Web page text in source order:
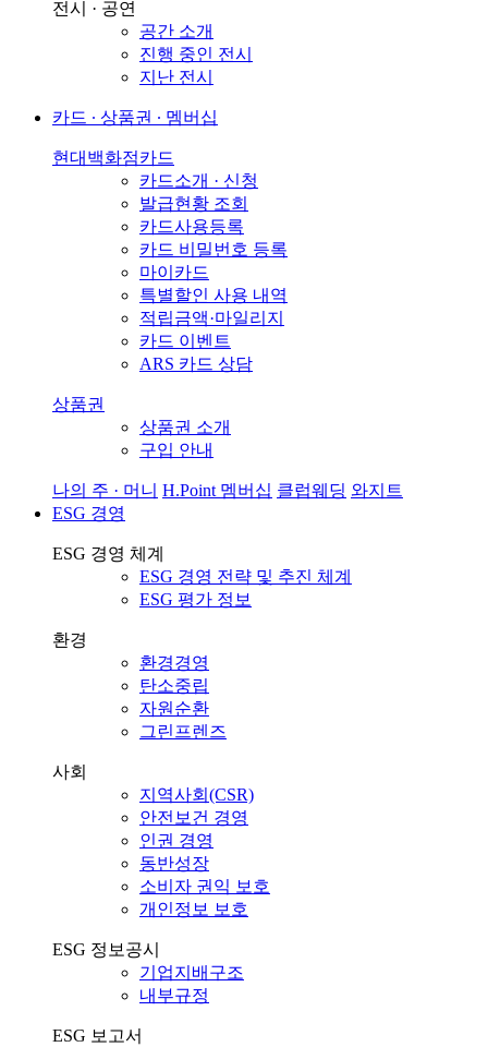
전시 · 공연
공간 소개
진행 중인 전시
지난 전시
카드 ∙ 상품권 ∙ 멤버십
현대백화점카드
카드소개 · 신청
발급현황 조회
카드사용등록
카드 비밀번호 등록
마이카드
특별할인 사용 내역
적립금액·마일리지
카드 이벤트
ARS 카드 상담
상품권
상품권 소개
구입 안내
나의 주 · 머니 H.Point 멤버십 클럽웨딩 와지트
ESG 경영
ESG 경영 체계
ESG 경영 전략 및 추진 체계
ESG 평가 정보
환경
환경경영
탄소중립
자원순환
그린프렌즈
사회
지역사회(CSR)
안전보건 경영
인권 경영
동반성장
소비자 권익 보호
개인정보 보호
ESG 정보공시
기업지배구조
내부규정
ESG 보고서